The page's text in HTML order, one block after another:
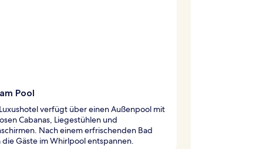
Pool
verfügt über einen Außenpool mit
Cabanas, Liegestühlen und
Nach einem erfrischenden Bad
die Gäste im Whirlpool entspannen.